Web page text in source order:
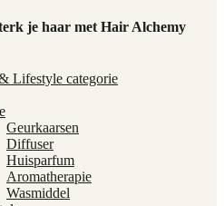
je haar met Hair Alchemy
Lifestyle categorie
Geurkaarsen
Diffuser
Huisparfum
Aromatherapie
Wasmiddel